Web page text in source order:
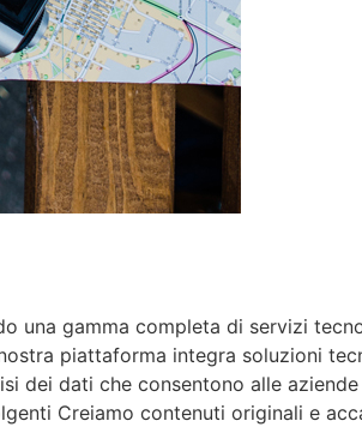
gamma completa di servizi
piattaforma integra soluzioni
dei dati che consentono alle
Creiamo contenuti originali e